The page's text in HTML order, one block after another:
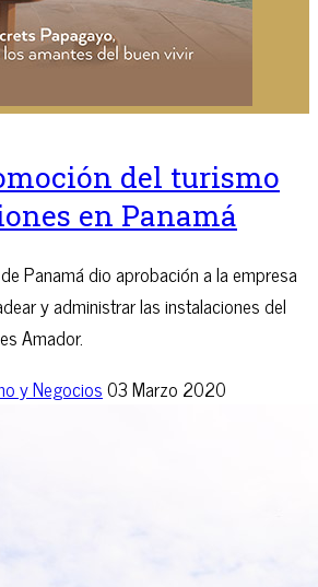
del turismo
en Panamá
Panamá dio aprobación a la empresa
y administrar las instalaciones del
Amador.
y Negocios03 Marzo 2020